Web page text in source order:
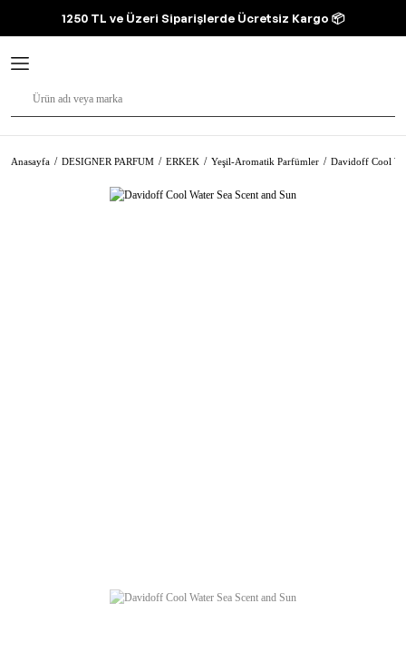
1250 TL ve Üzeri Siparişlerde Ücretsiz Kargo 📦
Anasayfa DESIGNER PARFUM ERKEK Yeşil-Aromatik Parfümler Davidoff Cool